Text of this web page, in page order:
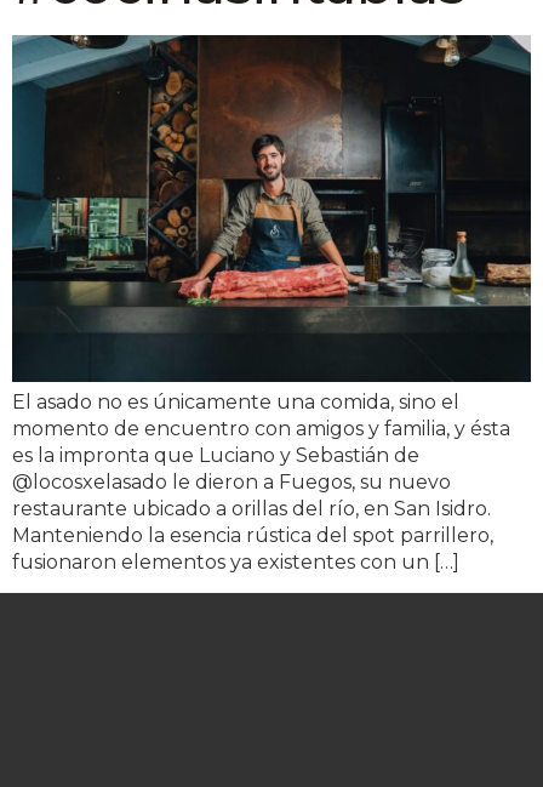
El asado no es únicamente una comida, sino el
momento de encuentro con amigos y familia, y ésta
es la impronta que Luciano y Sebastián de
@locosxelasado le dieron a Fuegos, su nuevo
restaurante ubicado a orillas del río, en San Isidro.
Manteniendo la esencia rústica del spot parrillero,
fusionaron elementos ya existentes con un […]